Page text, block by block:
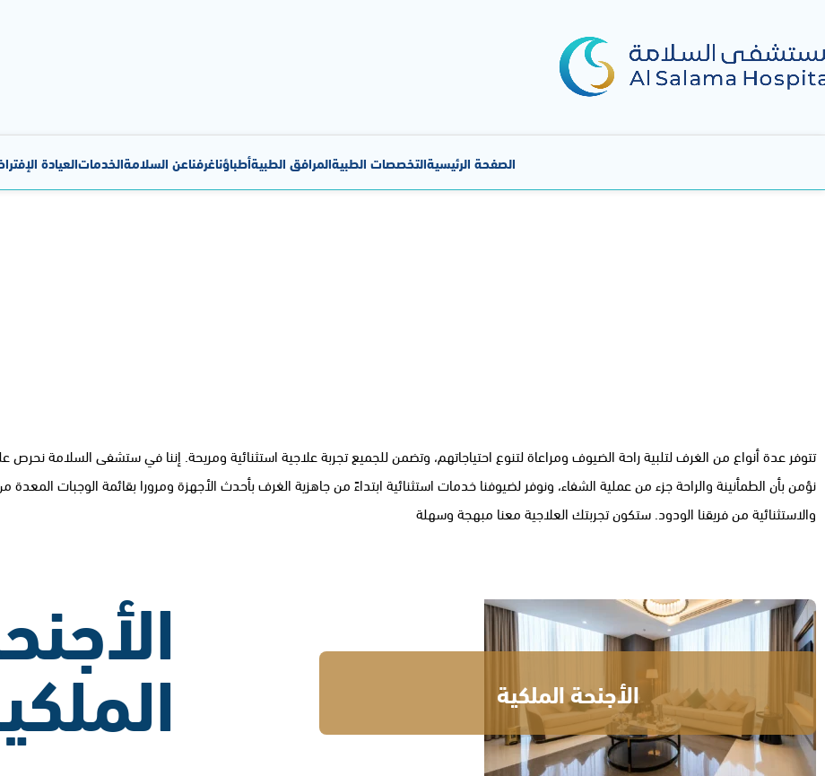
الصفحة الرئيسيةالتخصصات الطبيةالمرافق الطبيةأطباؤناغرفناعن السلامةالخدماتالعيادة
تتوفر عدة أنواع من الغرف لتلبية راحة الضيوف ومراعاة لتنوع احتياجاتهم، وتضمن للجميع تجربة علاجية استثنائية ومريحة. إننا في ستشفى السلامة
نؤمن بأن الطمأنينة والراحة جزء من عملية الشفاء، ونوفر لضيوفنا خدمات استثنائية ابتداءً من جاهزية الغرف بأحدث الأجهزة ومرورا بقائمة الوجبات
والاستثنائية من فريقنا الودود. ستكون تجربتك العلاجية معنا مبهجة وسهلة
الأجنحة الملكية